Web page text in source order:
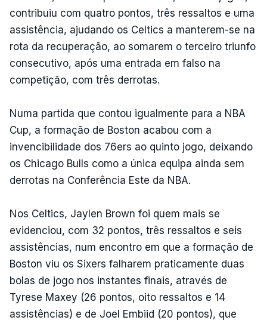
contribuiu com quatro pontos, três ressaltos e uma
assistência, ajudando os Celtics a manterem-se na
rota da recuperação, ao somarem o terceiro triunfo
consecutivo, após uma entrada em falso na
competição, com três derrotas.
Numa partida que contou igualmente para a NBA
Cup, a formação de Boston acabou com a
invencibilidade dos 76ers ao quinto jogo, deixando
os Chicago Bulls como a única equipa ainda sem
derrotas na Conferência Este da NBA.
Nos Celtics, Jaylen Brown foi quem mais se
evidenciou, com 32 pontos, três ressaltos e seis
assistências, num encontro em que a formação de
Boston viu os Sixers falharem praticamente duas
bolas de jogo nos instantes finais, através de
Tyrese Maxey (26 pontos, oito ressaltos e 14
assistências) e de Joel Embiid (20 pontos), que